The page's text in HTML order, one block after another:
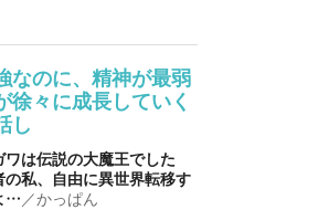
なのに、精神が最弱
徐々に成長していく
し
ワは伝説の大魔王でした
の私、自由に異世界転移す
…／かっぱん